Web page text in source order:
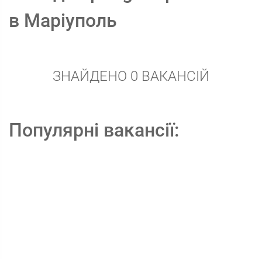
в Маріуполь
ЗНАЙДЕНО 0 ВАКАНСІЙ
Популярні вакансії: